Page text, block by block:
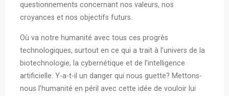
questionnements concernant nos valeurs, nos
croyances et nos objectifs futurs.
Où va notre humanité avec tous ces progrès
technologiques, surtout en ce qui a trait à l’univers de la
biotechnologie, la cybernétique et de l’intelligence
artificielle. Y-a-t-il un danger qui nous guette? Mettons-
nous l’humanité en péril avec cette idée de vouloir lui